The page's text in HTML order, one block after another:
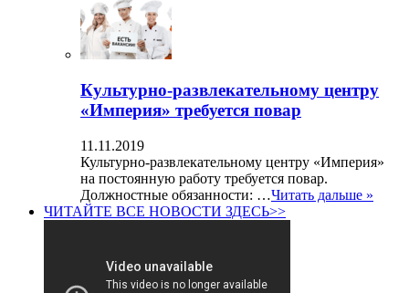
Культурно-развлекательному центру
«Империя» требуется повар
11.11.2019
Культурно-развлекательному центру «Империя»
на постоянную работу требуется повар.
Должностные обязанности: …Читать дальше »
ЧИТАЙТЕ ВСЕ НОВОСТИ ЗДЕСЬ>>